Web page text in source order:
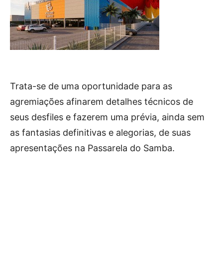
Trata-se de uma oportunidade para as
agremiações afinarem detalhes técnicos de
seus desfiles e fazerem uma prévia, ainda sem
as fantasias definitivas e alegorias, de suas
apresentações na Passarela do Samba.